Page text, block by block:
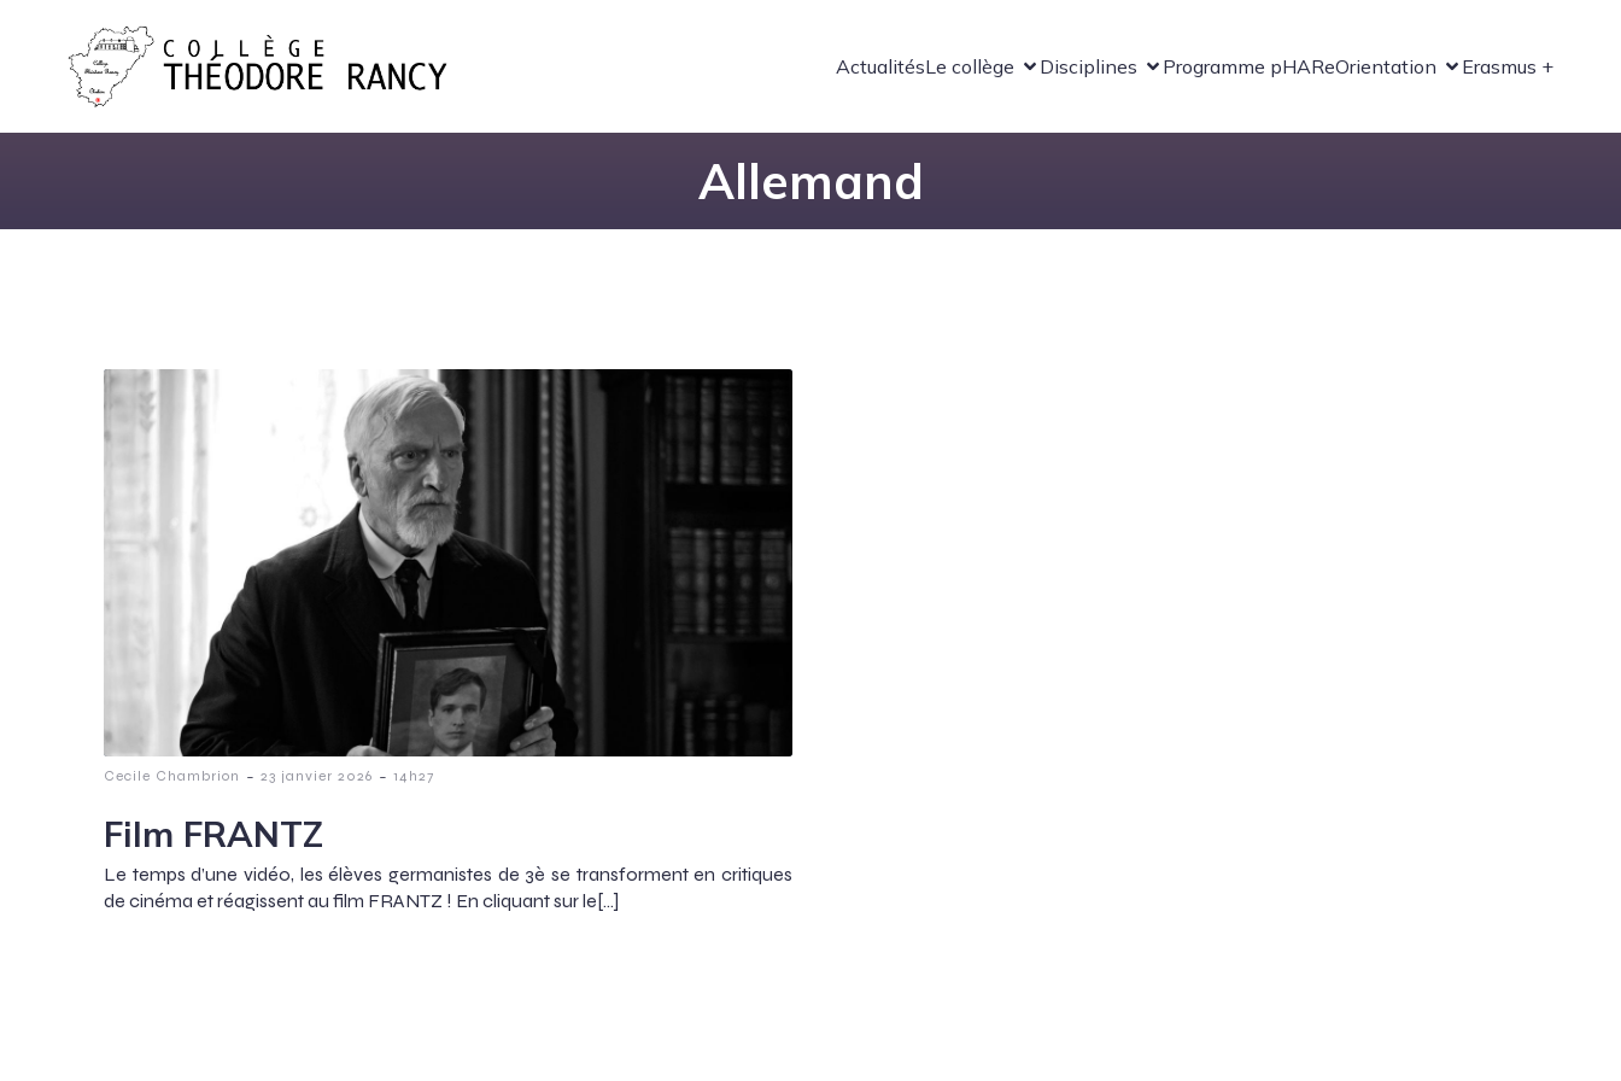
ActualitésLe collège Disciplines Programme pHAReOrientation Erasmus +
Allemand
Cecile Chambrion - 23 janvier 2026 - 14h27
Film FRANTZ
Le temps d’une vidéo, les élèves germanistes de 3è se transforment en critiques
de cinéma et réagissent au film FRANTZ ! En cliquant sur le[…]